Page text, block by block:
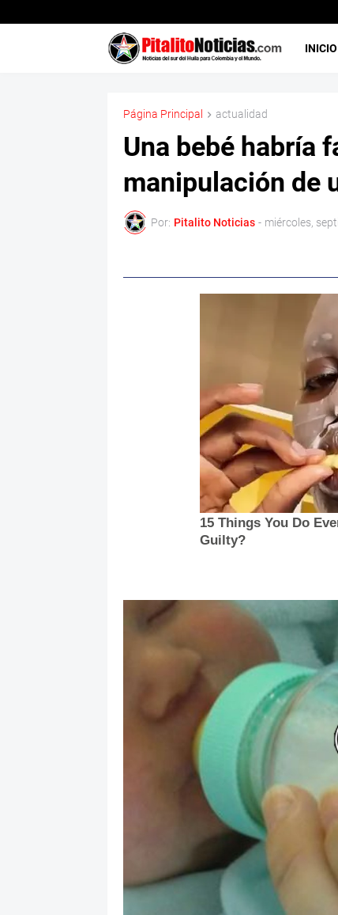
INICIO
Página Principal actualidad
Una bebé habría
manipulación de
Por: Pitalito Noticias - miércoles,